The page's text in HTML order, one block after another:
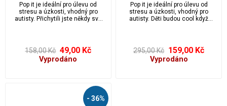
Pop it je ideální pro úlevu od
stresu a úzkosti, vhodný pro
autisty. Přichytili jste někdy své
pop it. „Stačí zmáčknout a vydá to
mírný praskavý zvuk. Nekonečně
opakovaně použitelné a
158,00 Kč 49,00 Kč
Vyprodáno
Pop it je ideální pro úlevu od
stresu a úzkosti, vhodný pro
autisty. Děti budou cool když
sebe, když praskají bublinkovou
fólií přímo z krabice balíčku? Pak
si zamilujete pop it. „Stačí
295,00 Kč 159,00 Kč
Vyprodáno
- 36%